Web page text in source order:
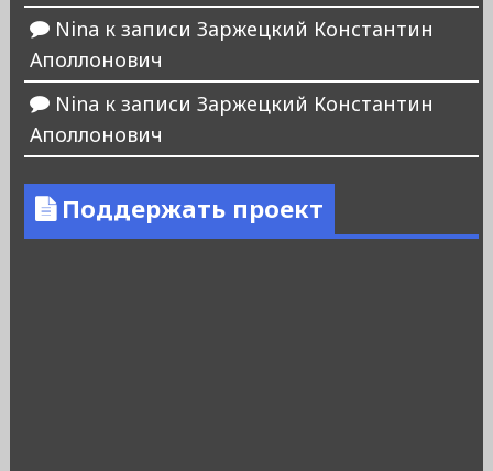
Nina к записи Заржецкий Константин
Аполлонович
Nina к записи Заржецкий Константин
Аполлонович
Поддержать проект